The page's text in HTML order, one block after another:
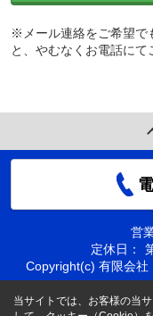
※メール連絡をご希望で
と、やむなくお電話にて
営
定休日：
Copyright(c) 有限会社
当サイトでは、お客様の当